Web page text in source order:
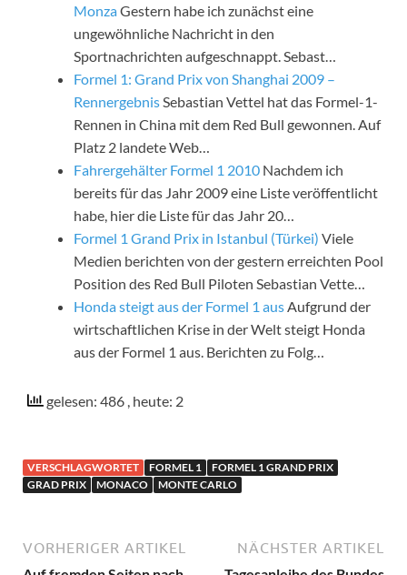
MonzaGestern habe ich zunächst eine
ungewöhnliche Nachricht in den
Sportnachrichten aufgeschnappt. Sebast…
Formel 1: Grand Prix von Shanghai 2009 –
Rennergebnis Sebastian Vettel hat das Formel-1-
Rennen in China mit dem Red Bull gewonnen. Auf
Platz 2 landete Web…
Fahrergehälter Formel 1 2010 Nachdem ich
bereits für das Jahr 2009 eine Liste veröffentlicht
habe, hier die Liste für das Jahr 20…
Formel 1 Grand Prix in Istanbul (Türkei) Viele
Medien berichten von der gestern erreichten Pool
Position des Red Bull Piloten Sebastian Vette…
Honda steigt aus der Formel 1 aus Aufgrund der
wirtschaftlichen Krise in der Welt steigt Honda
aus der Formel 1 aus. Berichten zu Folg…
gelesen: 486 , heute: 2
VERSCHLAGWORTET FORMEL 1
FORMEL 1 GRAND PRIX
GRAD PRIX
MONACO MONTE CARLO
VORHERIGER ARTIKEL NÄCHSTER ARTIKEL